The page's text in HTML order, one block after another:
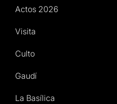
Actos 2026
Visita
Culto
Gaudí
La Basílica